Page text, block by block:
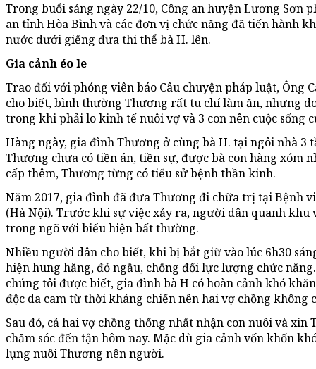
Trong buổi sáng ngày 22/10, Công an huyện Lương Sơn
an tỉnh Hòa Bình và các đơn vị chức năng đã tiến hành
nước dưới giếng đưa thi thể bà H. lên.
Gia cảnh éo le
Trao đổi với phóng viên báo Câu chuyện pháp luật, Ông
cho biết, bình thường Thương rất tu chí làm ăn, nhưng
trong khi phải lo kinh tế nuôi vợ và 3 con nên cuộc sống
Hàng ngày, gia đình Thương ở cùng bà H. tại ngôi nhà
Thương chưa có tiền án, tiền sự, được bà con hàng xóm
cấp thêm, Thương từng có tiểu sử bệnh thần kinh.
Năm 2017, gia đình đã đưa Thương đi chữa trị tại Bệnh
(Hà Nội). Trước khi sự việc xảy ra, người dân quanh
trong ngõ với biểu hiện bất thường.
Nhiều người dân cho biết, khi bị bắt giữ vào lúc 6h30
hiện hung hăng, đỏ ngầu, chống đối lực lượng chức
chúng tôi được biết, gia đình bà H có hoàn cảnh khó
độc da cam từ thời kháng chiến nên hai vợ chồng không
Sau đó, cả hai vợ chồng thống nhất nhận con nuôi và
chăm sóc đến tận hôm nay. Mặc dù gia cảnh vốn khốn
lụng nuôi Thương nên người.